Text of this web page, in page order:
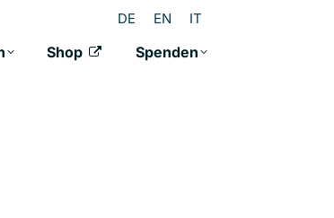
DE EN IT
Shop Spenden